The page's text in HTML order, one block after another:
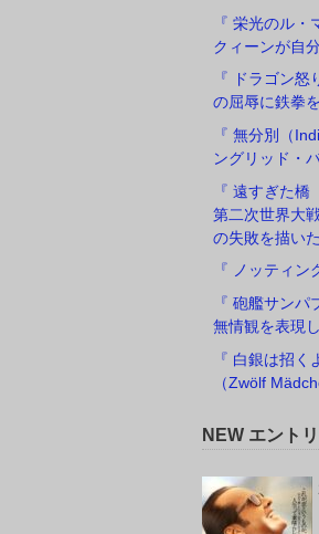
『 栄光のル
クィーンが自
『 ドラゴン
の屈辱に鉄拳
『 無分別（
ングリッド・
『 遠すぎた橋
第二次世界大
の失敗を描い
『 ノッティン
『 砲艦サン
無情観を表現
『 白銀は招
（Zwölf
NEW エント